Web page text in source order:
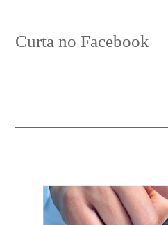
Curta no Facebook